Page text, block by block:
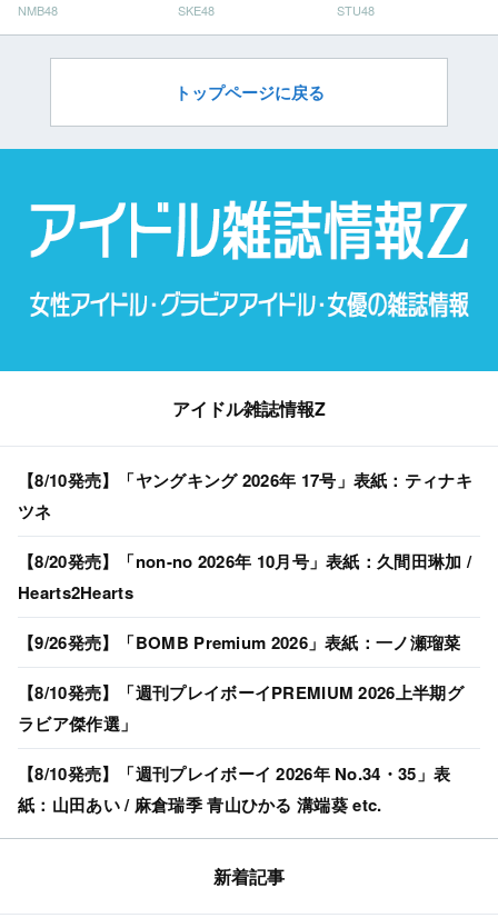
ン」
NMB48 SKE48
だ」
STU48
トップページに戻る
アイドル雑誌情報Z
【8/10発売】「ヤングキング 2026年 17号」表紙：ティナキ
ツネ
【8/20発売】「non-no 2026年 10月号」表紙：久間田琳加 /
Hearts2Hearts
【9/26発売】「BOMB Premium 2026」表紙：一ノ瀬瑠菜
【8/10発売】「週刊プレイボーイPREMIUM 2026上半期グ
ラビア傑作選」
【8/10発売】「週刊プレイボーイ 2026年 No.34・35」表
紙：山田あい / 麻倉瑞季 青山ひかる 溝端葵 etc.
新着記事